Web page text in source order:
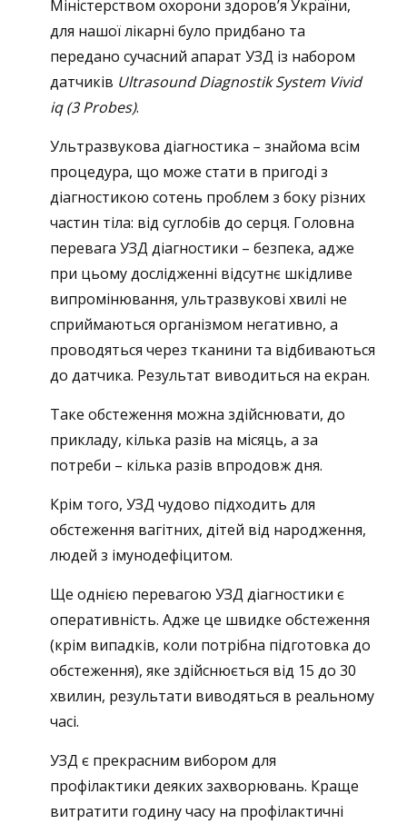
Міністерством охорони здоров’я України,
для нашої лікарні було придбано та
передано сучасний апарат УЗД із набором
датчиків Ultrasound Diagnostik System Vivid
iq (3 Probes).
Ультразвукова діагностика – знайома всім
процедура, що може стати в пригоді з
діагностикою сотень проблем з боку різних
частин тіла: від суглобів до серця. Головна
перевага УЗД діагностики – безпека, адже
при цьому дослідженні відсутнє шкідливе
випромінювання, ультразвукові хвилі не
сприймаються організмом негативно, а
проводяться через тканини та відбиваються
до датчика. Результат виводиться на екран.
Таке обстеження можна здійснювати, до
прикладу, кілька разів на місяць, а за
потреби – кілька разів впродовж дня.
Крім того, УЗД чудово підходить для
обстеження вагітних, дітей від народження,
людей з імунодефіцитом.
Ще однією перевагою УЗД діагностики є
оперативність. Адже це швидке обстеження
(крім випадків, коли потрібна підготовка до
обстеження), яке здійснюється від 15 до 30
хвилин, результати виводяться в реальному
часі.
УЗД є прекрасним вибором для
профілактики деяких захворювань. Краще
витратити годину часу на профілактичні